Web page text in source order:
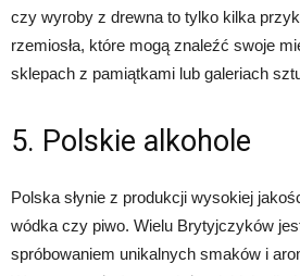
czy wyroby z drewna to tylko kilka
rzemiosła, które mogą znaleźć swoje
sklepach z pamiątkami lub galeriach
5. Polskie alkohole
Polska słynie z produkcji wysokiej
wódka czy piwo. Wielu Brytyjczyków
spróbowaniem unikalnych smaków i